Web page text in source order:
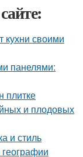
кухни своими
панелями:
плитке
и плодовых
и стиль